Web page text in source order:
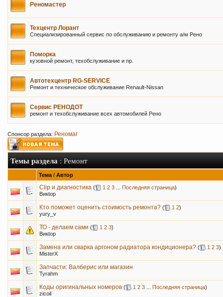
Реномастер
Техцентр Лорант
Специализированный сервис по обслуживанию и ремонту а/м Рено
Поморка
кузовной ремонт, техобслуживание и пр.
Автотехцентр RG-SERVICE
Ремонт и техническое обслуживание Renault-Nissan
Сервис РЕНОДОТ
ремонт и техобслуживание всех автомобилей Рено
Спонсор раздела: Реномаг
Темы раздела: Ремонт
Тема / Автор
Clip и диагностика ( 1 2 3 Последняя страница)
Викtор
Кто поможет оценить стоимость ремонта? ( 1 2)
yury_v
ТО - делаем сами ( 1 2 3)
Викtор
Замена или сварка аргоном радиатора кондиционера? ( 1 2 3)
MisterX
Запчасти: Валберис или магазин
Tyrahm
Коды оригинальных номеров ( 1 2 3 Последняя страница)
zicoil